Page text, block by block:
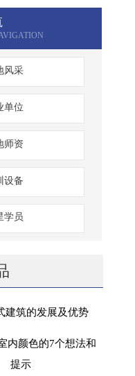
风采
单位
师资
设备
学员
建筑的发展及优势
内颜色的7个想法和
提示